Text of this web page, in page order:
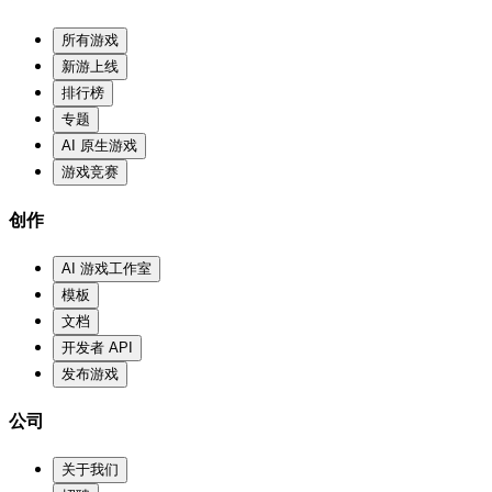
所有游戏
新游上线
排行榜
专题
AI 原生游戏
游戏竞赛
创作
AI 游戏工作室
模板
文档
开发者 API
发布游戏
公司
关于我们